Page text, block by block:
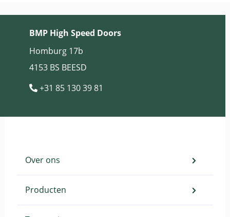
BMP High Speed Doors
Homburg 17b
4153 BS BEESD
+31 85 130 39 81
Over ons
Producten